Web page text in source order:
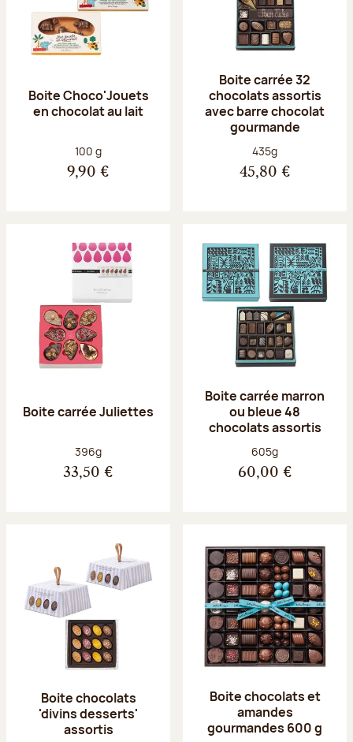
Boite Choco'Jouets
en chocolat au lait
Poids net :
100 g
9,90 €
Boite carrée 32
chocolats assortis
avec barre chocolat
gourmande
Poids net :
435g
45,80 €
Boite carrée Juliettes
Poids net :
396g
33,50 €
Boite carrée marron
ou bleue 48
chocolats assortis
Poids net :
605g
60,00 €
Boite chocolats
'divins desserts'
assortis
Boite chocolats et
amandes
gourmandes 600 g